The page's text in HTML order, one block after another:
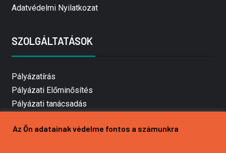
Adatvédelmi Nyilatkozat
SZOLGÁLTATÁSOK
Pályázatírás
Pályázati Előminősítés
Pályázati tanácsadás
Mezőgazdasági pályázatírás
Az Ön adatainak védelme fontos a számunkra